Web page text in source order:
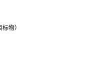
物）